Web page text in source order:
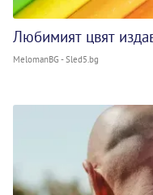
Любимият цвят
MelomanBG - Sled5.bg